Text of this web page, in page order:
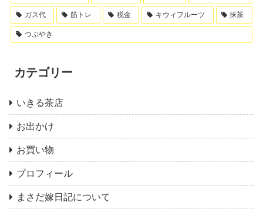
ガス代 筋トレ 税金 キウィフルーツ 抹茶
つぶやき
カテゴリー
いきる茶店
お出かけ
お買い物
プロフィール
まさだ嫁日記について